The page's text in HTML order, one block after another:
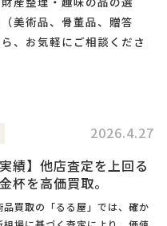
美術品、骨董品、贈答
、お気軽にご相談くださ
2026.4.27
績】他店査定を上回る
杯を高価買取。
買取の「るる屋」では、確か